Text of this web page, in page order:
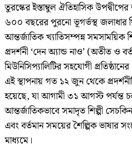
তুরস্কের ইস্তাম্বুল ঐতিহাসিক
৬০০ বছরের পুরনো ভূগর্ভস্থ জলাধার
আন্তর্জাতিক খ্যাতিসম্পন্ন সমসাময়িক
প্রদর্শনী ‘দেন অ্যান্ড নাও’ (অতীত ও
মিউনিসিপ্যালিটির সহযোগী
এই স্থাপনায় গত ১২ জুন থেকে
হয়েছে, যা আগামী ৩১ আগস্ট পর্যন্ত
আন্তর্জাতিকভাবে সমাদৃত শিল্পী সেচকিন
এবং বর্তমান সময়ের শৈল্পিক ভাষার
মাধ্যমে।